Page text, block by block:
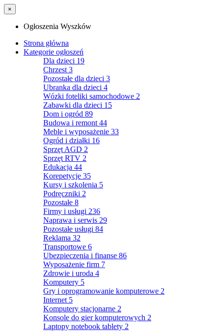
×
Ogłoszenia Wyszków
Strona główna
Kategorie ogłoszeń
Dla dzieci 19
Chrzest 3
Pozostałe dla dzieci 3
Ubranka dla dzieci 4
Wózki foteliki samochodowe 2
Zabawki dla dzieci 15
Dom i ogród 89
Budowa i remont 44
Meble i wyposażenie 33
Ogród i działki 16
Sprzęt AGD 2
Sprzęt RTV 2
Edukacja 44
Korepetycje 35
Kursy i szkolenia 5
Podręczniki 2
Pozostałe 8
Firmy i usługi 236
Naprawa i serwis 29
Pozostałe usługi 84
Reklama 32
Transportowe 6
Ubezpieczenia i finanse 86
Wyposażenie firm 7
Zdrowie i uroda 4
Komputery 5
Gry i oprogramowanie komputerowe 2
Internet 5
Komputery stacjonarne 2
Konsole do gier komputerowych 2
Laptopy notebook tablety 2